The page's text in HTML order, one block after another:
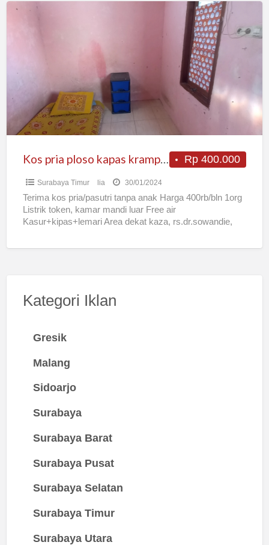
Kos
krampung
Rp 400.000
Kos pria ploso kapas krampung
Surabaya Timur lia 30/01/2024
Terima kos pria/pasutri tanpa anak Harga 400rb/bln 1org
Listrik token, kamar mandi luar Free air
Kasur+kipas+lemari Area dekat kaza, rs.dr.sowandie,
Kategori Iklan
Gresik
Malang
Sidoarjo
Surabaya
Surabaya Barat
Surabaya Pusat
Surabaya Selatan
Surabaya Timur
Surabaya Utara